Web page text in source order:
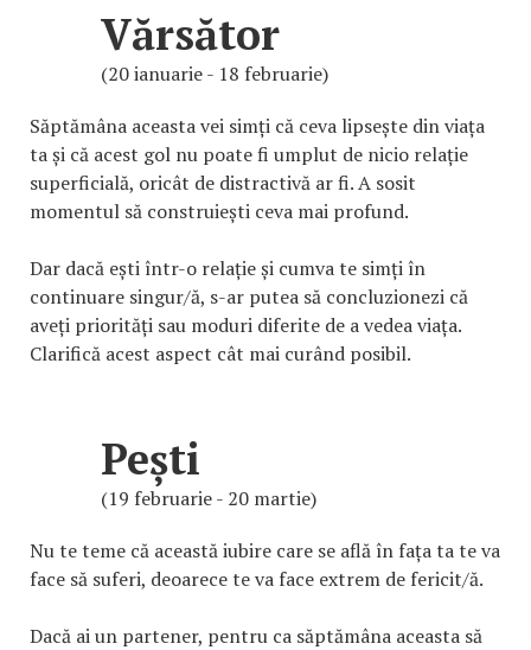
Vărsător
(20 ianuarie - 18 februarie)
Săptămâna aceasta vei simți că ceva lipsește din viața
ta și că acest gol nu poate fi umplut de nicio relație
superficială, oricât de distractivă ar fi. A sosit
momentul să construiești ceva mai profund.
Dar dacă ești într-o relație și cumva te simți în
continuare singur/ă, s-ar putea să concluzionezi că
aveți priorități sau moduri diferite de a vedea viața.
Clarifică acest aspect cât mai curând posibil.
Pești
(19 februarie - 20 martie)
Nu te teme că această iubire care se află în fața ta te va
face să suferi, deoarece te va face extrem de fericit/ă.
Dacă ai un partener, pentru ca săptămâna aceasta să